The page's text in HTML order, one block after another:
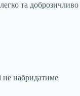
та доброзичливо
не набридатиме